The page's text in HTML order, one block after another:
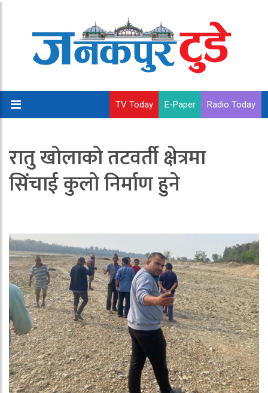
TV Today E-Paper Radio Today
रातु खोलाको तटवर्ती क्षेत्रमा
सिंचाई कुलो निर्माण हुने